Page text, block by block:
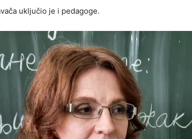
uključio je i pedagoge.